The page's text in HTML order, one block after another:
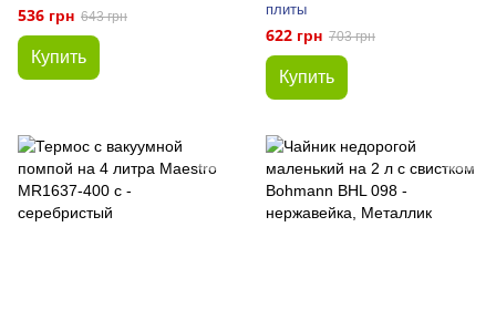
536 грн 643 грн
Купить
плиты
622 грн 703 грн
Купить